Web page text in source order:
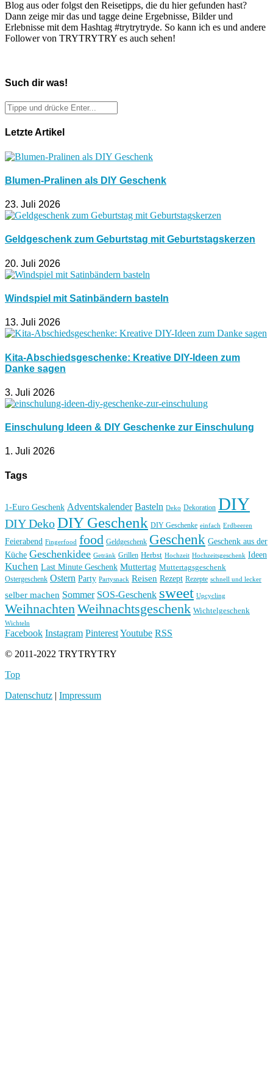
Blog aus oder folgst den Reisetipps, die du hier gefunden hast?
Dann zeige mir das und tagge deine Ergebnisse, Bilder und
Erlebnisse mit dem Hashtag #trytrytryde. So kann ich es und andere
Follower von TRYTRYTRY es auch sehen!
Such dir was!
Letzte Artikel
Blumen-Pralinen als DIY Geschenk
23. Juli 2026
Geldgeschenk zum Geburtstag mit Geburtstagskerzen
20. Juli 2026
Windspiel mit Satinbändern basteln
13. Juli 2026
Kita-Abschiedsgeschenke: Kreative DIY-Ideen zum
Danke sagen
3. Juli 2026
Einschulung Ideen & DIY Geschenke zur Einschulung
1. Juli 2026
Tags
1-Euro Geschenk Adventskalender Basteln Deko Dekoration DIY
DIY DekoDIY Geschenk DIY Geschenke einfach Erdbeeren
Feierabend Fingerfood food Geldgeschenk Geschenk Geschenk aus der
Küche Geschenkidee Getränk Grillen Herbst Hochzeit Hochzeitsgeschenk Ideen
Kuchen Last Minute Geschenk Muttertag Muttertagsgeschenk
Ostergeschenk Ostern Party Partysnack Reisen Rezept Rezepte schnell und lecker
selber machen Sommer SOS-Geschenk sweet Upcycling
WeihnachtenWeihnachtsgeschenk Wichtelgeschenk
Wichteln
Facebook Instagram PinterestYoutube RSS
© 2011-2022 TRYTRYTRY
Top
Datenschutz | Impressum